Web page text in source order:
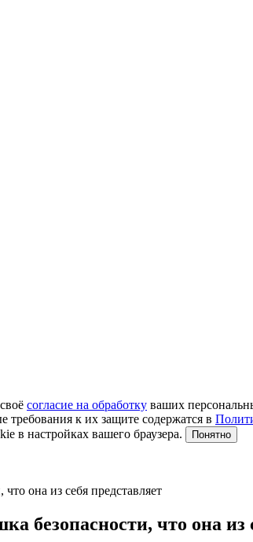
согласие на обработку ваших
к их защите содержатся в
в настройках вашего браузера.
Понятно
она из себя представляет
безопасности, что она из